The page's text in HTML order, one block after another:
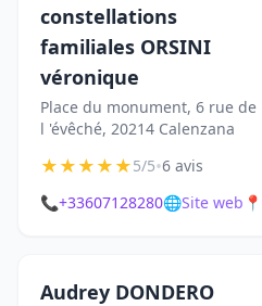
constellations
familiales ORSINI
véronique
Place du monument, 6 rue de
l 'évêché, 20214 Calenzana
★★★★★5/5•6 avis
📞+33607128280🌐Site web 📍
Audrey DONDERO